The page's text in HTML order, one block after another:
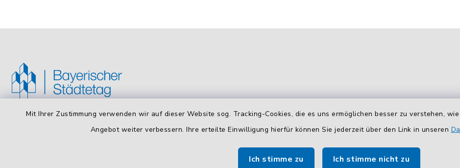
Mit Ihrer Zustimmung verwenden wir auf dieser Website sog. Tracking-Cookies, die es uns ermöglichen besser zu verstehen,
Angebot weiter verbessern. Ihre erteilte Einwilligung hierfür können Sie jederzeit über den Link in unseren
Ich stimme zu Ich stimme nicht zu
Bayerischer Städtetag Öffnungszeiten
Montag bis Donnerstag:
Zusätzliche
Durchwahlrufnummern